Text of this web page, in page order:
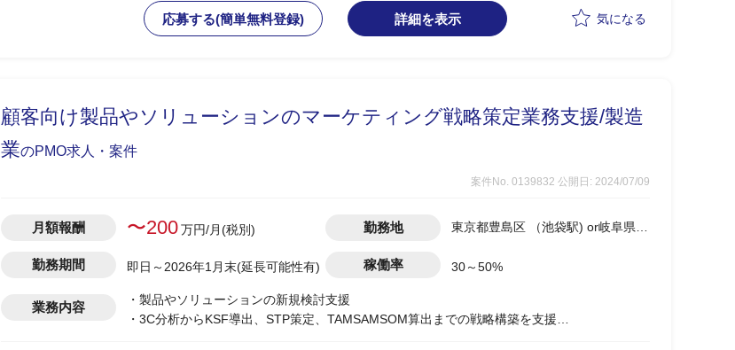
応募する(簡単無料登録) 詳細を表示 気になる
顧客向け製品やソリューションのマーケティング戦略策定業務支援/製造
業のPMO求人・案件
案件No. 0139832 公開日: 2024/07/09
月額報酬 〜200万円/月(税別) 勤務地
東京都豊島区 （池袋駅) or岐阜県
勤務期間 即日～2026年1月末(延長可能性有) 稼働率 30～50%
業務内容
・製品やソリューションの新規検討支援
・3C分析からKSF導出、STP策定、TAMSAMSOM算出までの戦略構築を支援